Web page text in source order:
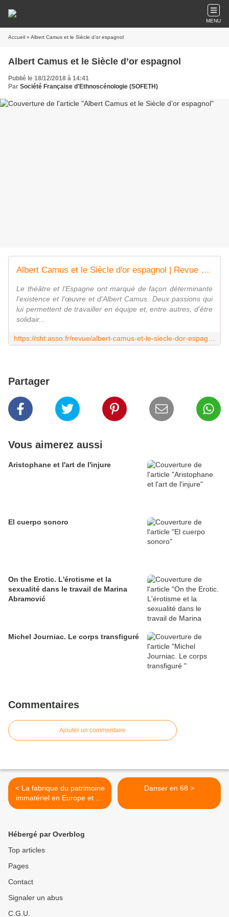
MENU
Accueil » Albert Camus et le Siècle d’or espagnol
Albert Camus et le Siècle d’or espagnol
Publié le 18/12/2018 à 14:41
Par Société Française d'Ethnoscénologie (SOFETH)
Albert Camus et le Siècle d'or espagnol | Revue d'Histoire du Théâtre No280
Le théâtre et l'Espagne ont marqué de façon déterminante
l'existence et l'œuvre et d'Albert Camus. Deux passions qui
lui permettent de travailler en équipe et, entre autres, d'être
solidair...
Partager
Vous aimerez aussi
Aristophane et l'art de l'injure
El cuerpo sonoro
On the Erotic. L'érotisme et la
sexualité dans le travail de Marina
Abramović
Michel Journiac. Le corps transfiguré
Commentaires
Ajouter un commentaire
< La fabrique du patrimoine
immatériel en Europe et en
Amérique
Danser en 68 >
Hébergé par Overblog
Top articles
Pages
Contact
Signaler un abus
C.G.U.